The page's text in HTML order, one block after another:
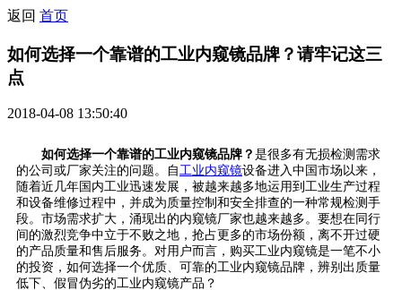
返回 首页
如何选择一个靠谱的工业内窥镜品牌？请牢记这三
点
2018-04-08 13:50:40
如何选择一个靠谱的工业内窥镜品牌？ 是很多有无损检测需求
的公司或厂家关注的问题。自工业内窥镜设备进入中国市场以来，
随着近几年国内工业迅速发展，被越来越多地运用到工业生产过程
和设备维修过程中，并成为质量控制和安全排查的一种常规检测手
段。市场需求扩大，涌现出的内窥镜厂家也越来越多。要想在同行
间的激烈竞争中立于不败之地，抢占更多的市场份额，离不开过硬
的产品质量和售后服务。对用户而言，购买工业内窥镜是一笔不小
的投资，如何选择一个优质、可靠的工业内窥镜品牌，辨别出质量
低下、假冒伪劣的工业内窥镜产品？